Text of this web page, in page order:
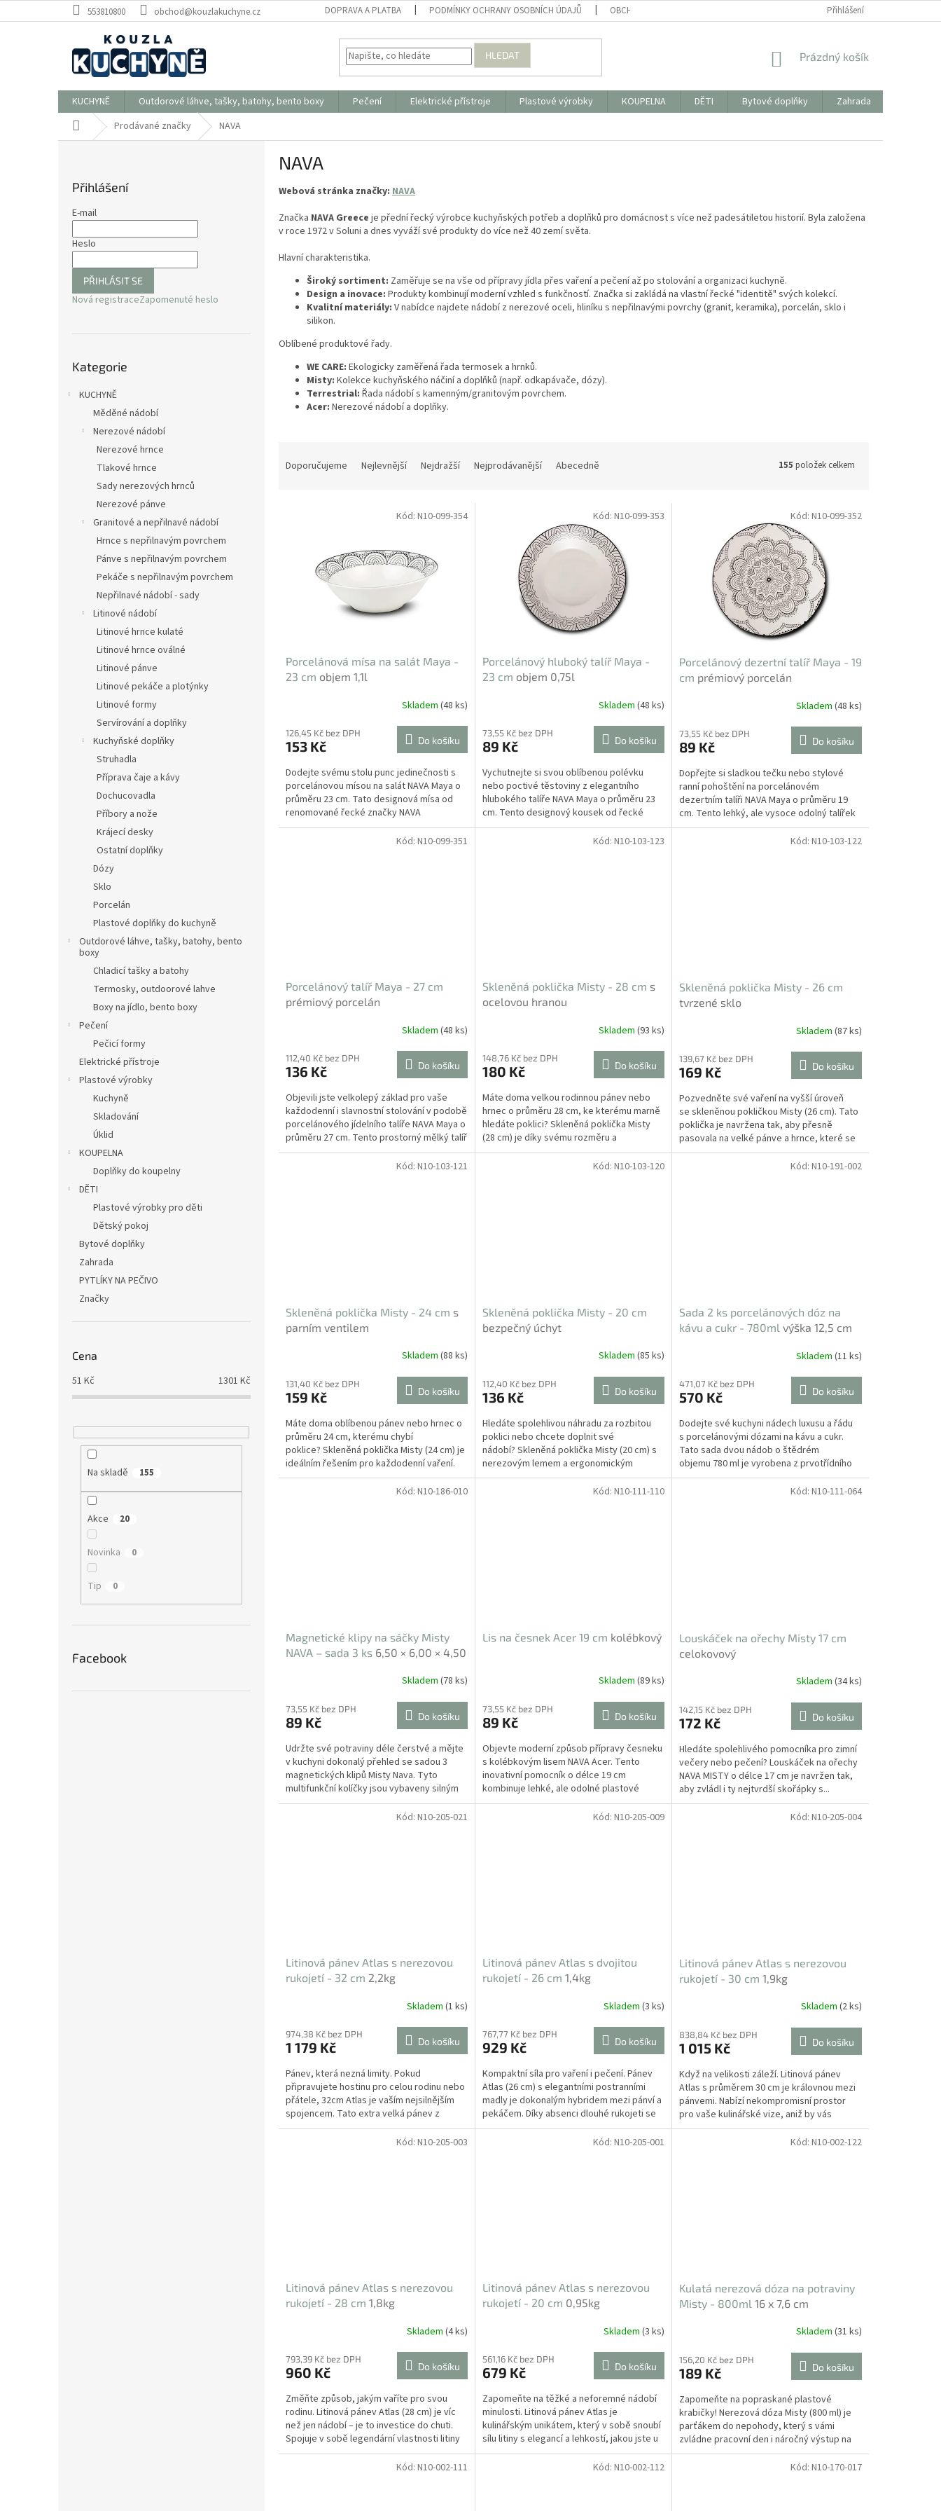
na
553810800 obchod@kouzlakuchyne.cz DOPRAVA A PLATBA PODMÍNKY OCHRANY OSOBNÍCH ÚDAJŮ OBCHODNÍ PODMÍNKY FORMULÁŘ KE STAŽENÍ PRO VRÁCENÍ ZBOŽÍ/REKLAMACI
Přihlášení
HLEDAT
NÁKUPNÍ
Prázdný košík
KUCHYNĚ Outdorové láhve, tašky, batohy, bento boxy Pečení Elektrické přístroje Plastové výrobky KOUPELNA DĚTI Bytové doplňky Zahrada
Domů Prodávané značky NAVA
Přihlášení
E-mail
Heslo
PŘIHLÁSIT SE
Nová registraceZapomenuté heslo
kategorie
Kategorie
KUCHYNĚ
Měděné nádobí
Nerezové nádobí
Nerezové hrnce
Tlakové hrnce
Sady nerezových hrnců
Nerezové pánve
Granitové a nepřilnavé nádobí
Hrnce s nepřilnavým povrchem
Pánve s nepřilnavým povrchem
Pekáče s nepřilnavým povrchem
Nepřilnavé nádobí - sady
Litinové nádobí
Litinové hrnce kulaté
Litinové hrnce oválné
Litinové pánve
Litinové pekáče a plotýnky
Litinové formy
Servírování a doplňky
Kuchyňské doplňky
Struhadla
Příprava čaje a kávy
Dochucovadla
Příbory a nože
Krájecí desky
Ostatní doplňky
Dózy
Sklo
Porcelán
Plastové doplňky do kuchyně
Outdorové láhve, tašky, batohy, bento
boxy
Chladicí tašky a batohy
Termosky, outdoorové lahve
Boxy na jídlo, bento boxy
Pečení
Pečicí formy
Elektrické přístroje
Plastové výrobky
Kuchyně
Skladování
Úklid
KOUPELNA
Doplňky do koupelny
DĚTI
Plastové výrobky pro děti
Dětský pokoj
Bytové doplňky
Zahrada
PYTLÍKY NA PEČIVO
Značky
Cena
51 Kč 1301 Kč
Na skladě 155
Akce 20
Novinka 0
Tip 0
Facebook
NAVA
Webová stránka značky: NAVA
Značka NAVA Greece je přední řecký výrobce kuchyňských potřeb a doplňků pro domácnost s více než padesátiletou historií. Byla založena
v roce 1972 v Soluni a dnes vyváží své produkty do více než 40 zemí světa.
Hlavní charakteristika.
Široký sortiment: Zaměřuje se na vše od přípravy jídla přes vaření a pečení až po stolování a organizaci kuchyně.
Design a inovace: Produkty kombinují moderní vzhled s funkčností. Značka si zakládá na vlastní řecké "identitě" svých kolekcí.
Kvalitní materiály: V nabídce najdete nádobí z nerezové oceli, hliníku s nepřilnavými povrchy (granit, keramika), porcelán, sklo i
silikon.
Oblíbené produktové řady.
WE CARE: Ekologicky zaměřená řada termosek a hrnků.
Misty: Kolekce kuchyňského náčiní a doplňků (např. odkapávače, dózy).
Terrestrial: Řada nádobí s kamenným/granitovým povrchem.
Acer: Nerezové nádobí a doplňky.
Doporučujeme Nejlevnější Nejdražší Nejprodávanější Abecedně 155 položek celkem
Porcelánová mísa na salát Maya -
23 cm objem 1,1l
Skladem (48 ks)
126,45 Kč bez DPH
153 Kč Do košíku
Dodejte svému stolu punc jedinečnosti s
porcelánovou mísou na salát NAVA Maya o
průměru 23 cm. Tato designová mísa od
renomované řecké značky NAVA
představuje fascinující...
Kód: N10-099-354
Porcelánový hluboký talíř Maya -
23 cm objem 0,75l
Skladem (48 ks)
73,55 Kč bez DPH
89 Kč Do košíku
Vychutnejte si svou oblíbenou polévku
nebo poctivé těstoviny z elegantního
hlubokého talíře NAVA Maya o průměru 23
cm. Tento designový kousek od řecké
značky NAVA zaujme na...
Kód: N10-099-353
Porcelánový dezertní talíř Maya - 19
cm prémiový porcelán
Skladem (48 ks)
73,55 Kč bez DPH
89 Kč Do košíku
Dopřejte si sladkou tečku nebo stylové
ranní pohoštění na porcelánovém
dezertním talíři NAVA Maya o průměru 19
cm. Tento lehký, ale vysoce odolný talířek
od řecké značky NAVA v...
Kód: N10-099-352
Porcelánový talíř Maya - 27 cm
prémiový porcelán
Skladem (48 ks)
112,40 Kč bez DPH
136 Kč Do košíku
Objevili jste velkolepý základ pro vaše
každodenní i slavnostní stolování v podobě
porcelánového jídelního talíře NAVA Maya o
průměru 27 cm. Tento prostorný mělký talíř
od řecké...
Kód: N10-099-351
Skleněná poklička Misty - 28 cm s
ocelovou hranou
Skladem (93 ks)
148,76 Kč bez DPH
180 Kč Do košíku
Máte doma velkou rodinnou pánev nebo
hrnec o průměru 28 cm, ke kterému marně
hledáte poklici? Skleněná poklička Misty
(28 cm) je díky svému rozměru a
odolnosti...
Kód: N10-103-123
Skleněná poklička Misty - 26 cm
tvrzené sklo
Skladem (87 ks)
139,67 Kč bez DPH
169 Kč Do košíku
Pozvedněte své vaření na vyšší úroveň
se skleněnou pokličkou Misty (26 cm). Tato
poklička je navržena tak, aby přesně
pasovala na velké pánve a hrnce, které se
často...
Kód: N10-103-122
Skleněná poklička Misty - 24 cm s
parním ventilem
Skladem (88 ks)
131,40 Kč bez DPH
159 Kč Do košíku
Máte doma oblíbenou pánev nebo hrnec o
průměru 24 cm, kterému chybí
poklice? Skleněná poklička Misty (24 cm) je
ideálním řešením pro každodenní vaření.
Díky kombinaci...
Kód: N10-103-121
Skleněná poklička Misty - 20 cm
bezpečný úchyt
Skladem (85 ks)
112,40 Kč bez DPH
136 Kč Do košíku
Hledáte spolehlivou náhradu za rozbitou
poklici nebo chcete doplnit své
nádobí? Skleněná poklička Misty (20 cm) s
nerezovým lemem a ergonomickým
plastovým úchytem je...
Kód: N10-103-120
Sada 2 ks porcelánových dóz na
kávu a cukr - 780ml výška 12,5 cm
Skladem (11 ks)
471,07 Kč bez DPH
570 Kč Do košíku
Dodejte své kuchyni nádech luxusu a řádu
s porcelánovými dózami na kávu a cukr.
Tato sada dvou nádob o štědrém
objemu 780 ml je vyrobena z prvotřídního
porcelánu,...
Kód: N10-191-002
Magnetické klipy na sáčky Misty
NAVA – sada 3 ks 6,50 × 6,00 × 4,50
Skladem (78 ks)
73,55 Kč bez DPH
89 Kč Do košíku
Udržte své potraviny déle čerstvé a mějte
v kuchyni dokonalý přehled se sadou 3
magnetických klipů Misty Nava. Tyto
multifunkční kolíčky jsou vybaveny silným
pružinovým...
Kód: N10-186-010
Lis na česnek Acer 19 cm kolébkový
Skladem (89 ks)
73,55 Kč bez DPH
89 Kč Do košíku
Objevte moderní způsob přípravy česneku
s kolébkovým lisem NAVA Acer. Tento
inovativní pomocník o délce 19 cm
kombinuje lehké, ale odolné plastové
tělo s...
Kód: N10-111-110
Louskáček na ořechy Misty 17 cm
celokovový
Skladem (34 ks)
142,15 Kč bez DPH
172 Kč Do košíku
Hledáte spolehlivého pomocníka pro zimní
večery nebo pečení? Louskáček na ořechy
NAVA MISTY o délce 17 cm je navržen tak,
aby zvládl i ty nejtvrdší skořápky s...
Kód: N10-111-064
Litinová pánev Atlas s nerezovou
rukojetí - 32 cm 2,2kg
Skladem (1 ks)
974,38 Kč bez DPH
1 179 Kč Do košíku
Pánev, která nezná limity. Pokud
připravujete hostinu pro celou rodinu nebo
přátele, 32cm Atlas je vaším nejsilnějším
spojencem. Tato extra velká pánev z
lehčené litiny...
Kód: N10-205-021
Litinová pánev Atlas s dvojitou
rukojetí - 26 cm 1,4kg
Skladem (3 ks)
767,77 Kč bez DPH
929 Kč Do košíku
Kompaktní síla pro vaření i pečení. Pánev
Atlas (26 cm) s elegantními postranními
madly je dokonalým hybridem mezi pánví a
pekáčem. Díky absenci dlouhé rukojeti se
pohodlně...
Kód: N10-205-009
Litinová pánev Atlas s nerezovou
rukojetí - 30 cm 1,9kg
Skladem (2 ks)
838,84 Kč bez DPH
1 015 Kč Do košíku
Když na velikosti záleží. Litinová pánev
Atlas s průměrem 30 cm je královnou mezi
pánvemi. Nabízí nekompromisní prostor
pro vaše kulinářské vize, aniž by vás
obtěžovala...
Kód: N10-205-004
Litinová pánev Atlas s nerezovou
rukojetí - 28 cm 1,8kg
Skladem (4 ks)
793,39 Kč bez DPH
960 Kč Do košíku
Změňte způsob, jakým vaříte pro svou
rodinu. Litinová pánev Atlas (28 cm) je víc
než jen nádobí – je to investice do chuti.
Spojuje v sobě legendární vlastnosti litiny
s...
Kód: N10-205-003
Litinová pánev Atlas s nerezovou
rukojetí - 20 cm 0,95kg
Skladem (3 ks)
561,16 Kč bez DPH
679 Kč Do košíku
Zapomeňte na těžké a neforemné nádobí
minulosti. Litinová pánev Atlas je
kulinářským unikátem, který v sobě snoubí
sílu litiny s elegancí a lehkostí, jakou jste u
tohoto...
Kód: N10-205-001
Kulatá nerezová dóza na potraviny
Misty - 800ml 16 x 7,6 cm
Skladem (31 ks)
156,20 Kč bez DPH
189 Kč Do košíku
Zapomeňte na popraskané plastové
krabičky! Nerezová dóza Misty (800 ml) je
parťákem do nepohody, který s vámi
zvládne pracovní den i náročný výstup na
hory. Díky své...
Kód: N10-002-122
Kód: N10-002-111 Kód: N10-002-112 Kód: N10-170-017